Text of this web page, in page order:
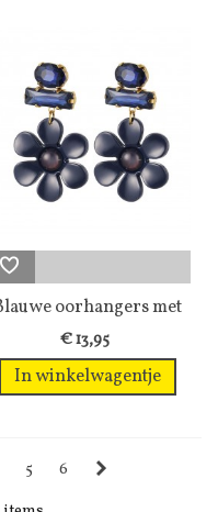
oorhangers met
glas...
€ 13,95
In winkelwagentje
5
6